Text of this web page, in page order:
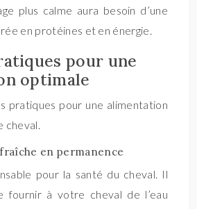
plus calme aura besoin d’une
en protéines et en énergie.
pour une
optimale
pratiques pour une alimentation
cheval.
en permanence
pour la santé du cheval. Il
fournir à votre cheval de l’eau